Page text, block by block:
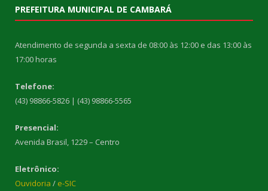
PREFEITURA MUNICIPAL DE CAMBARÁ
Atendimento de segunda a sexta de 08:00 às 12:00 e das 13:00 às
17:00 horas
Telefone:
(43) 98866-5826 | (43) 98866-5565
Presencial:
Avenida Brasil, 1229 – Centro
Eletrônico:
Ouvidoria / e-SIC